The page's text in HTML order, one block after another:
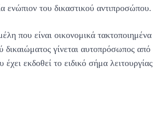
ενώπιον του δικαστικού αντιπροσώπου.
που είναι οικονομικά τακτοποιημένα
δικαιώματος γίνεται αυτοπρόσωπος από
εκδοθεί το ειδικό σήμα λειτουργίας